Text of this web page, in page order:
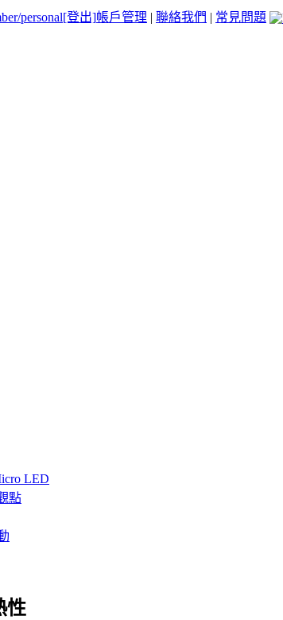
personal[登出]帳戶管理 | 聯絡我們 | 常見問題
LED
點
性